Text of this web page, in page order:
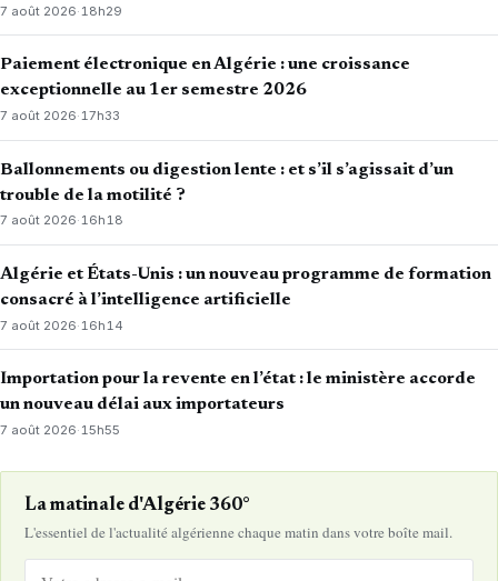
7 août 2026· 18h29
Paiement électronique en Algérie : une croissance
exceptionnelle au 1er semestre 2026
7 août 2026·17h33
Ballonnements ou digestion lente : et s’il s’agissait d’un
trouble de la motilité ?
7 août 2026·16h18
Algérie et États-Unis : un nouveau programme de formation
consacré à l’intelligence artificielle
7 août 2026· 16h14
Importation pour la revente en l’état : le ministère accorde
un nouveau délai aux importateurs
7 août 2026·15h55
La matinale d'Algérie 360°
L'essentiel de l'actualité algérienne chaque matin dans votre boîte mail.